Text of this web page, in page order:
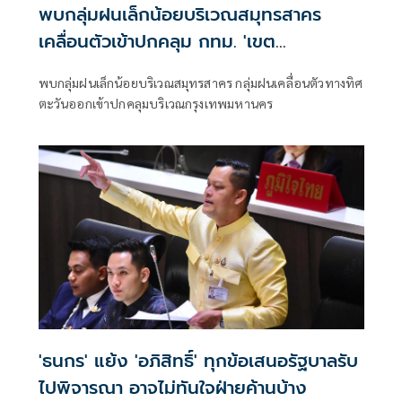
พบกลุ่มฝนเล็กน้อยบริเวณสมุทรสาคร
เคลื่อนตัวเข้าปกคลุม กทม. 'เขต
บางขุนเทียน-ทุ่งครุ'
พบกลุ่มฝนเล็กน้อยบริเวณสมุทรสาคร กลุ่มฝนเคลื่อนตัวทางทิศ
ตะวันออกเข้าปกคลุมบริเวณกรุงเทพมหานคร
'ธนกร' แย้ง 'อภิสิทธิ์' ทุกข้อเสนอรัฐบาลรับ
ไปพิจารณา อาจไม่ทันใจฝ่ายค้านบ้าง